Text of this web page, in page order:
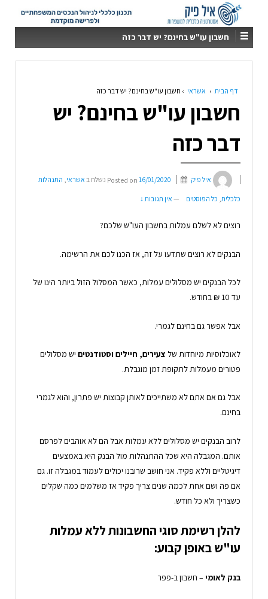
חשבון עו"ש בחינם? יש דבר כזה
דף הבית › אשראי › חשבון עו"ש בחינם? יש דבר כזה
חשבון עו"ש בחינם? יש
דבר כזה
איל פיק Posted on 16/01/2020 נשלח ב אשראי, התנהלות
כלכלית, כל הפוסטים — אין תגובות ↓
רוצים לא לשלם עמלות בחשבון העו"ש שלכם?
הבנקים לא רוצים שתדעו על זה, אז הכנו לכם את הרשימה.
לכל הבנקים יש מסלולים עמלות, כאשר המסלול הזול ביותר הינו של
עד 10 ₪ בחודש.
אבל אפשר גם בחינם לגמרי.
לאוכלוסיות מיוחדות של צעירים, חיילים וסטודנטים יש מסלולים
פטורים מעמלות לתקופת זמן מוגבלת.
אבל גם אם אתם לא משתייכים לאותן קבוצות יש פתרון, והוא לגמרי
בחינם.
לרוב הבנקים יש מסלולים ללא עמלות אבל הם לא אוהבים לפרסם
אותם. המגבלה היא שכל ההתנהלות מול הבנק היא באמצעים
דיגיטליים וללא פקיד. אני חושב שרובנו יכולים לעמוד במגבלה זו. גם
אם פה ושם אחת לכמה שנים צריך פקיד אז משלמים כמה שקלים
כשצריך ולא כל חודש.
להלן רשימת סוגי החשבונות ללא עמלות
עו"ש באופן קבוע:
בנק לאומי– חשבון ב-פפר